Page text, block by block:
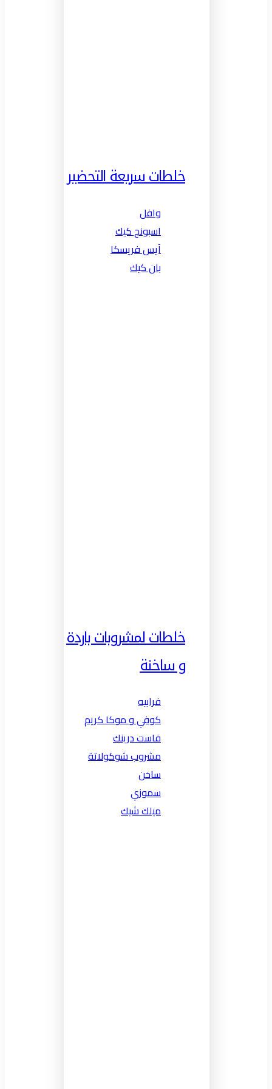
خلطات سريعة التحضير
وافل
اسبونج كيك
آيس فريسكا
بان كيك
خلطات لمشروبات باردة
و ساخنة
فرابيه
كوفي و موكا كريم
فاست درينك
مشروب شوكولاتة
ساخن
سموزي
ميلك شيك